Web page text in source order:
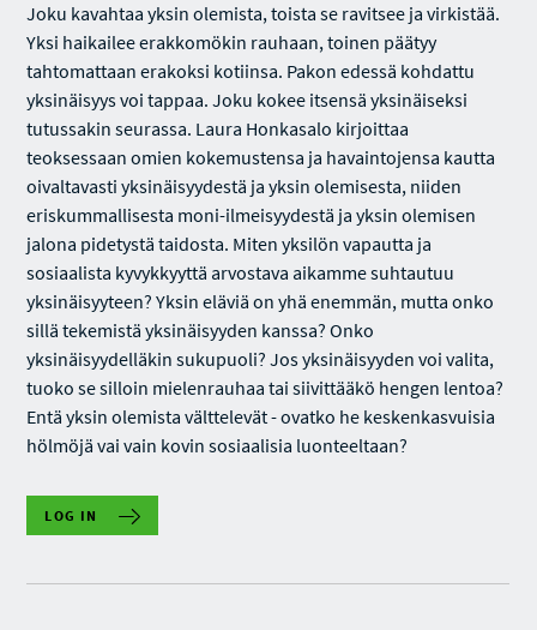
Joku kavahtaa yksin olemista, toista se ravitsee ja virkistää.
Yksi haikailee erakkomökin rauhaan, toinen päätyy
tahtomattaan erakoksi kotiinsa. Pakon edessä kohdattu
yksinäisyys voi tappaa. Joku kokee itsensä yksinäiseksi
tutussakin seurassa. Laura Honkasalo kirjoittaa
teoksessaan omien kokemustensa ja havaintojensa kautta
oivaltavasti yksinäisyydestä ja yksin olemisesta, niiden
eriskummallisesta moni-ilmeisyydestä ja yksin olemisen
jalona pidetystä taidosta. Miten yksilön vapautta ja
sosiaalista kyvykkyyttä arvostava aikamme suhtautuu
yksinäisyyteen? Yksin eläviä on yhä enemmän, mutta onko
sillä tekemistä yksinäisyyden kanssa? Onko
yksinäisyydelläkin sukupuoli? Jos yksinäisyyden voi valita,
tuoko se silloin mielenrauhaa tai siivittääkö hengen lentoa?
Entä yksin olemista välttelevät - ovatko he keskenkasvuisia
hölmöjä vai vain kovin sosiaalisia luonteeltaan?
LOG IN